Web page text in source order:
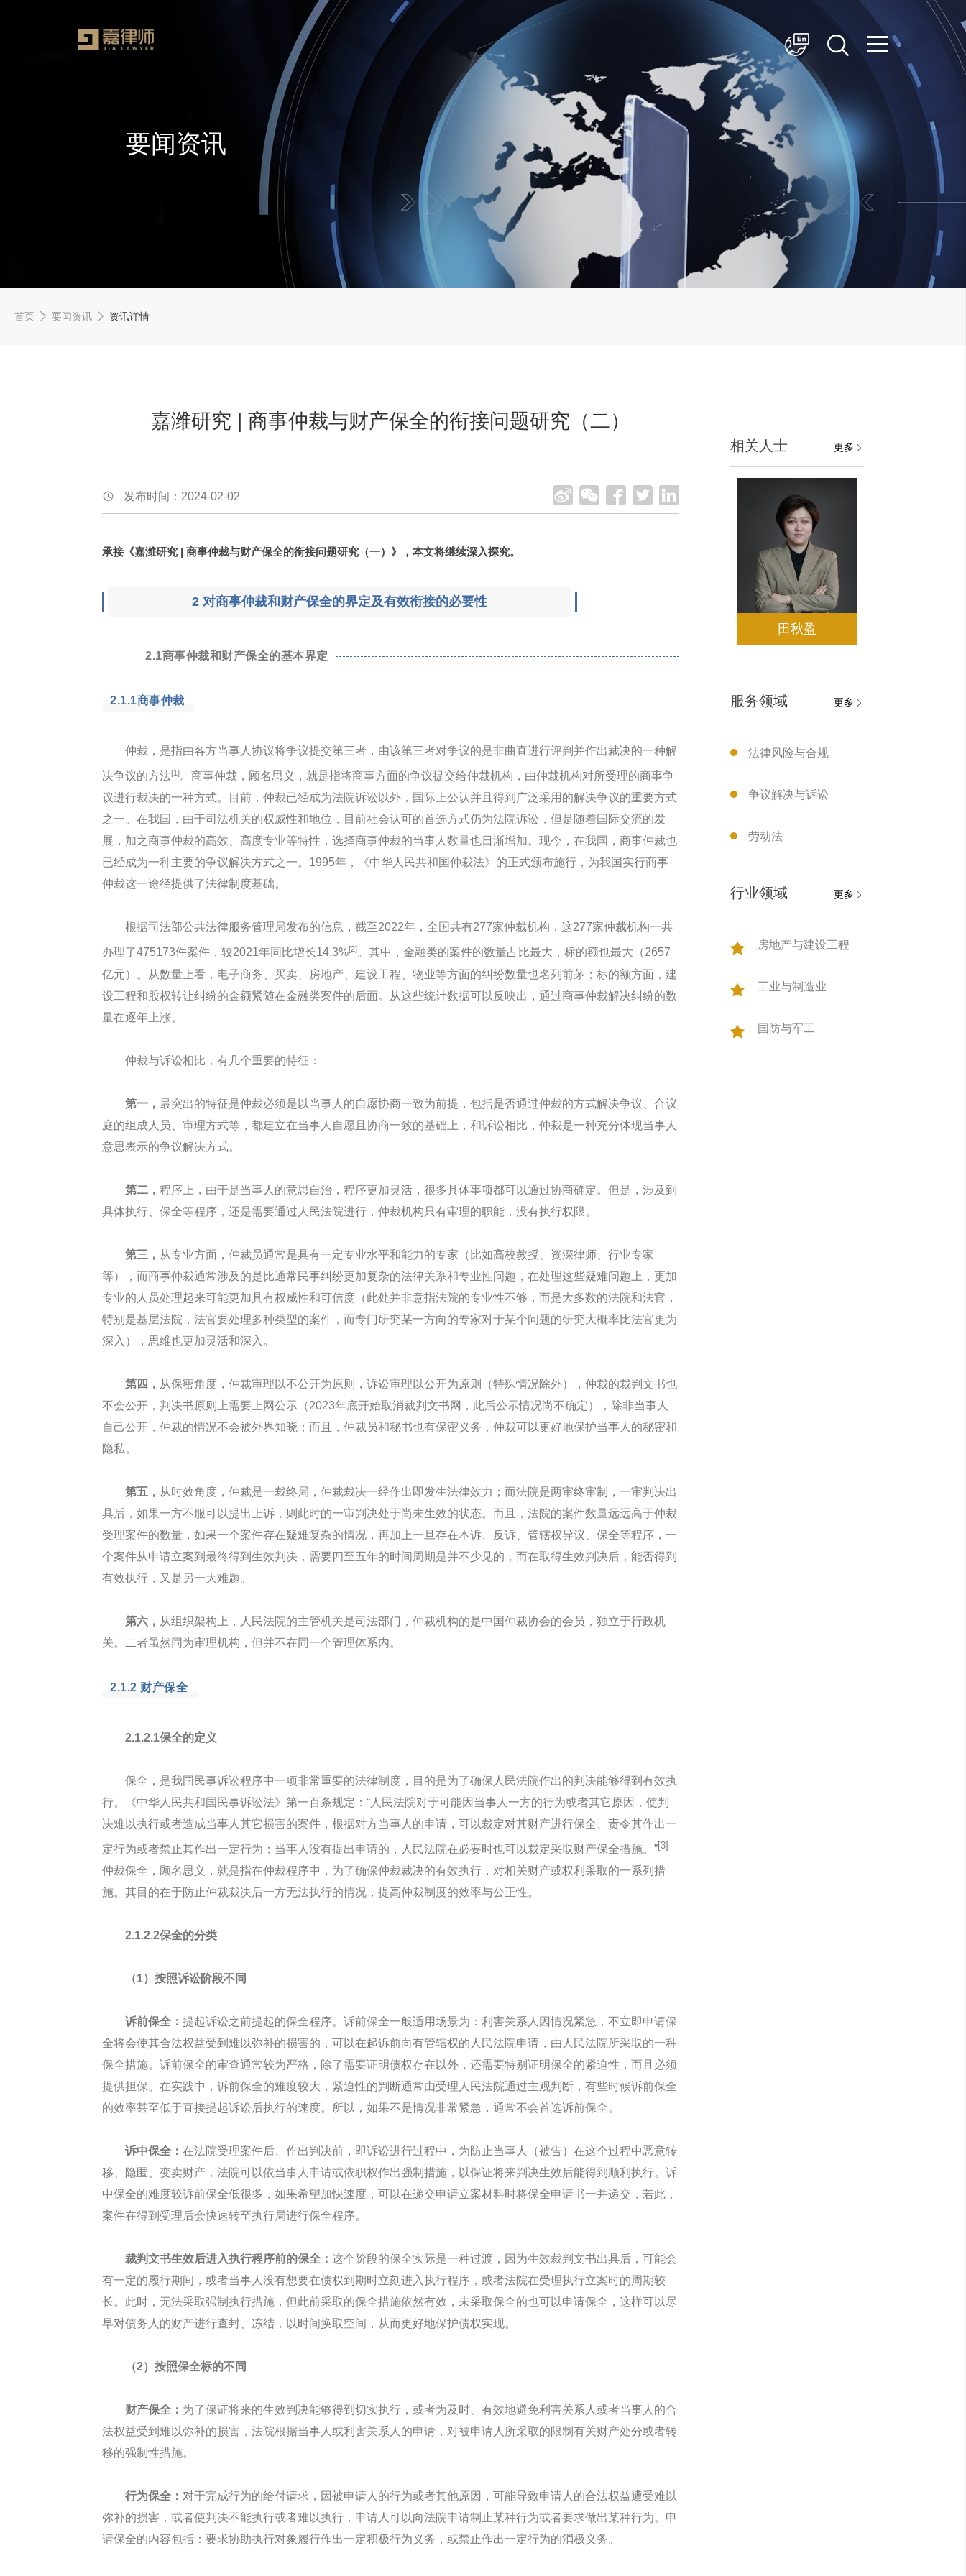
简体中文
要闻资讯
首页 要闻资讯 资讯详情
嘉潍研究 | 商事仲裁与财产保全的衔接问题研究（二）
发布时间：2024-02-02
承接《嘉潍研究 | 商事仲裁与财产保全的衔接问题研究（一）》，本文将继续深入探究。
2 对商事仲裁和财产保全的界定及有效衔接的必要性
2.1商事仲裁和财产保全的基本界定
2.1.1商事仲裁
仲裁，是指由各方当事人协议将争议提交第三者，由该第三者对争议的是非曲直进行评判并作出裁决的一种解
决争议的方法[1]。商事仲裁，顾名思义，就是指将商事方面的争议提交给仲裁机构，由仲裁机构对所受理的商事争
议进行裁决的一种方式。目前，仲裁已经成为法院诉讼以外，国际上公认并且得到广泛采用的解决争议的重要方式
之一。在我国，由于司法机关的权威性和地位，目前社会认可的首选方式仍为法院诉讼，但是随着国际交流的发
展，加之商事仲裁的高效、高度专业等特性，选择商事仲裁的当事人数量也日渐增加。现今，在我国，商事仲裁也
已经成为一种主要的争议解决方式之一。1995年，《中华人民共和国仲裁法》的正式颁布施行，为我国实行商事
仲裁这一途径提供了法律制度基础。
根据司法部公共法律服务管理局发布的信息，截至2022年，全国共有277家仲裁机构，这277家仲裁机构一共
办理了475173件案件，较2021年同比增长14.3%[2]。其中，金融类的案件的数量占比最大，标的额也最大（2657
亿元）。从数量上看，电子商务、买卖、房地产、建设工程、物业等方面的纠纷数量也名列前茅；标的额方面，建
设工程和股权转让纠纷的金额紧随在金融类案件的后面。从这些统计数据可以反映出，通过商事仲裁解决纠纷的数
量在逐年上涨。
仲裁与诉讼相比，有几个重要的特征：
第一， 最突出的特征是仲裁必须是以当事人的自愿协商一致为前提，包括是否通过仲裁的方式解决争议、合议
庭的组成人员、审理方式等，都建立在当事人自愿且协商一致的基础上，和诉讼相比，仲裁是一种充分体现当事人
意思表示的争议解决方式。
第二， 程序上，由于是当事人的意思自治，程序更加灵活，很多具体事项都可以通过协商确定。但是，涉及到
具体执行、保全等程序，还是需要通过人民法院进行，仲裁机构只有审理的职能，没有执行权限。
第三， 从专业方面，仲裁员通常是具有一定专业水平和能力的专家（比如高校教授、资深律师、行业专家
等），而商事仲裁通常涉及的是比通常民事纠纷更加复杂的法律关系和专业性问题，在处理这些疑难问题上，更加
专业的人员处理起来可能更加具有权威性和可信度（此处并非意指法院的专业性不够，而是大多数的法院和法官，
特别是基层法院，法官要处理多种类型的案件，而专门研究某一方向的专家对于某个问题的研究大概率比法官更为
深入），思维也更加灵活和深入。
第四， 从保密角度，仲裁审理以不公开为原则，诉讼审理以公开为原则（特殊情况除外），仲裁的裁判文书也
不会公开，判决书原则上需要上网公示（2023年底开始取消裁判文书网，此后公示情况尚不确定），除非当事人
自己公开，仲裁的情况不会被外界知晓；而且，仲裁员和秘书也有保密义务，仲裁可以更好地保护当事人的秘密和
隐私。
第五， 从时效角度，仲裁是一裁终局，仲裁裁决一经作出即发生法律效力；而法院是两审终审制，一审判决出
具后，如果一方不服可以提出上诉，则此时的一审判决处于尚未生效的状态。而且，法院的案件数量远远高于仲裁
受理案件的数量，如果一个案件存在疑难复杂的情况，再加上一旦存在本诉、反诉、管辖权异议、保全等程序，一
个案件从申请立案到最终得到生效判决，需要四至五年的时间周期是并不少见的，而在取得生效判决后，能否得到
有效执行，又是另一大难题。
第六， 从组织架构上，人民法院的主管机关是司法部门，仲裁机构的是中国仲裁协会的会员，独立于行政机
关。二者虽然同为审理机构，但并不在同一个管理体系内。
2.1.2 财产保全
2.1.2.1保全的定义
保全，是我国民事诉讼程序中一项非常重要的法律制度，目的是为了确保人民法院作出的判决能够得到有效执
行。《中华人民共和国民事诉讼法》第一百条规定：“人民法院对于可能因当事人一方的行为或者其它原因，使判
决难以执行或者造成当事人其它损害的案件，根据对方当事人的申请，可以裁定对其财产进行保全、责令其作出一
定行为或者禁止其作出一定行为；当事人没有提出申请的，人民法院在必要时也可以裁定采取财产保全措施。”[3]
仲裁保全，顾名思义，就是指在仲裁程序中，为了确保仲裁裁决的有效执行，对相关财产或权利采取的一系列措
施。其目的在于防止仲裁裁决后一方无法执行的情况，提高仲裁制度的效率与公正性。
2.1.2.2保全的分类
（1）按照诉讼阶段不同
诉前保全： 提起诉讼之前提起的保全程序。诉前保全一般适用场景为：利害关系人因情况紧急，不立即申请保
全将会使其合法权益受到难以弥补的损害的，可以在起诉前向有管辖权的人民法院申请，由人民法院所采取的一种
保全措施。诉前保全的审查通常较为严格，除了需要证明债权存在以外，还需要特别证明保全的紧迫性，而且必须
提供担保。在实践中，诉前保全的难度较大，紧迫性的判断通常由受理人民法院通过主观判断，有些时候诉前保全
的效率甚至低于直接提起诉讼后执行的速度。所以，如果不是情况非常紧急，通常不会首选诉前保全。
诉中保全： 在法院受理案件后、作出判决前，即诉讼进行过程中，为防止当事人（被告）在这个过程中恶意转
移、隐匿、变卖财产，法院可以依当事人申请或依职权作出强制措施，以保证将来判决生效后能得到顺利执行。诉
中保全的难度较诉前保全低很多，如果希望加快速度，可以在递交申请立案材料时将保全申请书一并递交，若此，
案件在得到受理后会快速转至执行局进行保全程序。
裁判文书生效后进入执行程序前的保全： 这个阶段的保全实际是一种过渡，因为生效裁判文书出具后，可能会
有一定的履行期间，或者当事人没有想要在债权到期时立刻进入执行程序，或者法院在受理执行立案时的周期较
长。此时，无法采取强制执行措施，但此前采取的保全措施依然有效，未采取保全的也可以申请保全，这样可以尽
早对债务人的财产进行查封、冻结，以时间换取空间，从而更好地保护债权实现。
（2）按照保全标的不同
财产保全： 为了保证将来的生效判决能够得到切实执行，或者为及时、有效地避免利害关系人或者当事人的合
法权益受到难以弥补的损害，法院根据当事人或利害关系人的申请，对被申请人所采取的限制有关财产处分或者转
移的强制性措施。
行为保全： 对于完成行为的给付请求，因被申请人的行为或者其他原因，可能导致申请人的合法权益遭受难以
弥补的损害，或者使判决不能执行或者难以执行，申请人可以向法院申请制止某种行为或者要求做出某种行为。申
请保全的内容包括：要求协助执行对象履行作出一定积极行为义务，或禁止作出一定行为的消极义务。
相关人士 更多
田秋盈
服务领域 更多
法律风险与合规
争议解决与诉讼
劳动法
行业领域 更多
房地产与建设工程
工业与制造业
国防与军工